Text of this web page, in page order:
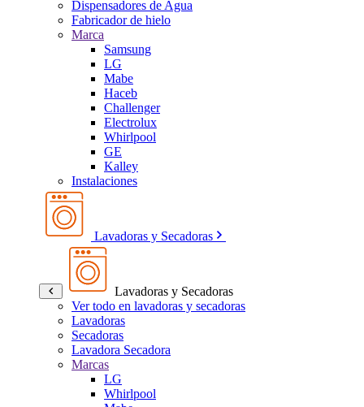
Dispensadores de Agua
Fabricador de hielo
Marca
Samsung
LG
Mabe
Haceb
Challenger
Electrolux
Whirlpool
GE
Kalley
Instalaciones
Lavadoras y Secadoras
Lavadoras y Secadoras
Ver todo en lavadoras y secadoras
Lavadoras
Secadoras
Lavadora Secadora
Marcas
LG
Whirlpool